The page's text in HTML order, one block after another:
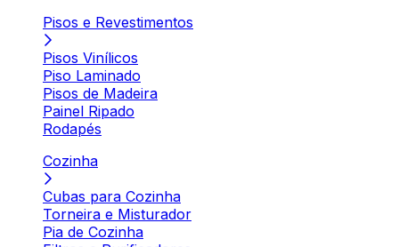
Pisos e Revestimentos
Pisos Vinílicos
Piso Laminado
Pisos de Madeira
Painel Ripado
Rodapés
Cozinha
Cubas para Cozinha
Torneira e Misturador
Pia de Cozinha